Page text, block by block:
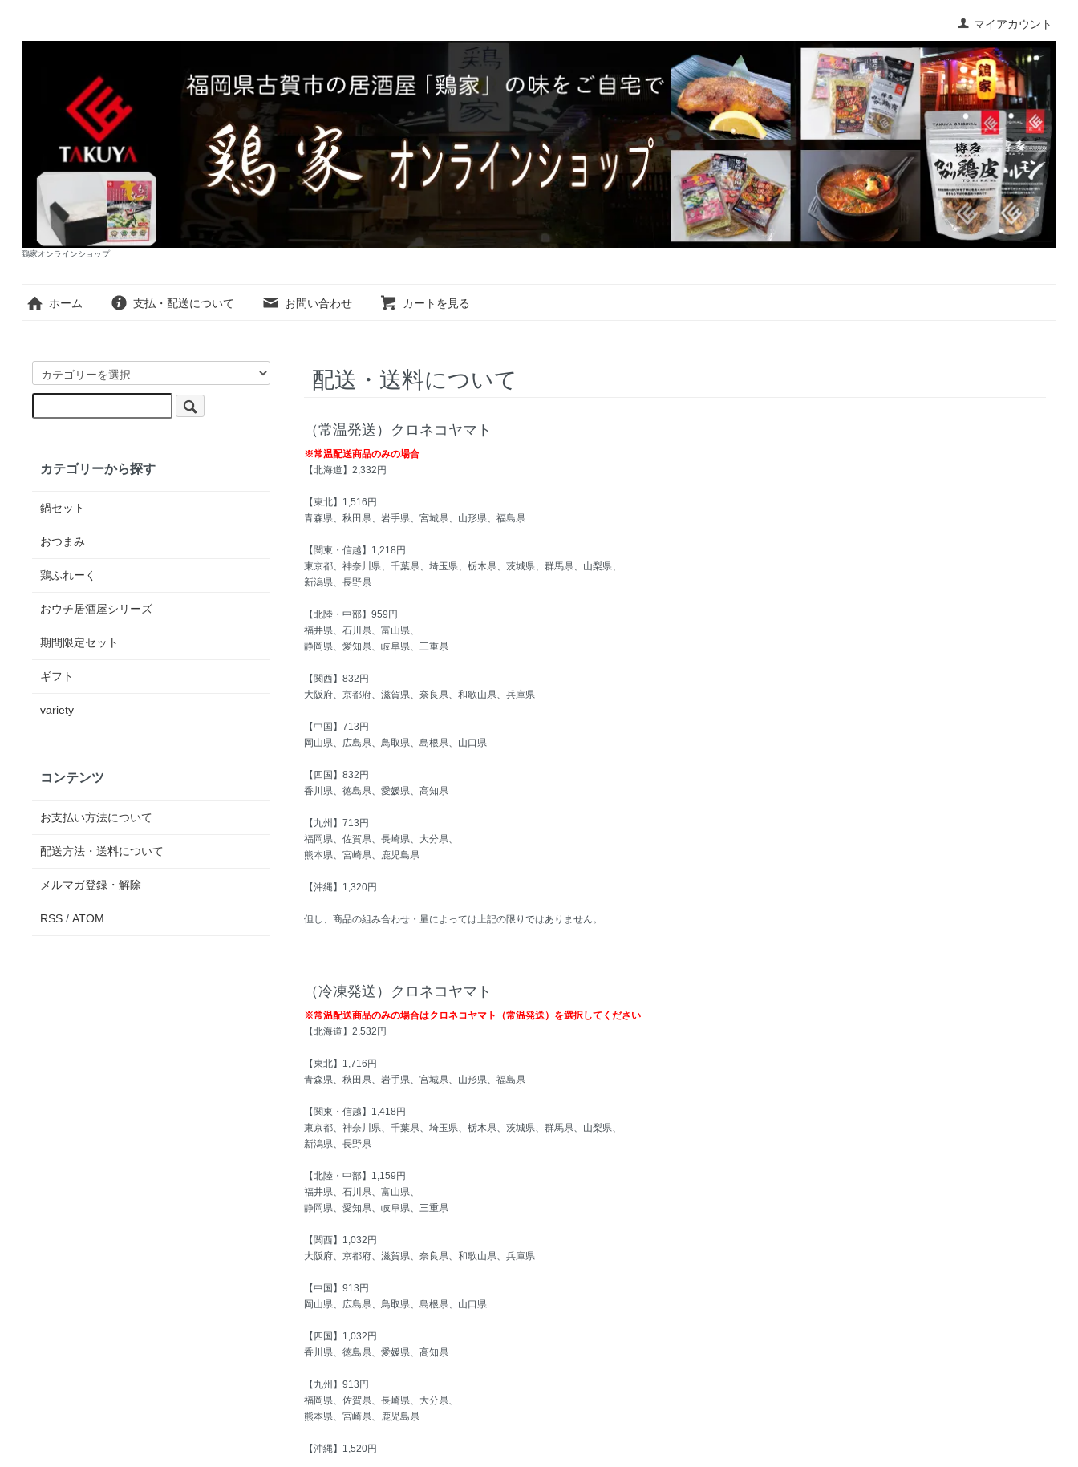
マイアカウント
鶏家オンラインショップ
ホーム 支払・配送について お問い合わせ カートを見る
配送・送料について
（常温発送）クロネコヤマト
※常温配送商品のみの場合
【北海道】2,332円
【東北】1,516円
青森県、秋田県、岩手県、宮城県、山形県、福島県
【関東・信越】1,218円
東京都、神奈川県、千葉県、埼玉県、栃木県、茨城県、群馬県、山梨県、
新潟県、長野県
【北陸・中部】959円
福井県、石川県、富山県、
静岡県、愛知県、岐阜県、三重県
【関西】832円
大阪府、京都府、滋賀県、奈良県、和歌山県、兵庫県
【中国】713円
岡山県、広島県、鳥取県、島根県、山口県
【四国】832円
香川県、徳島県、愛媛県、高知県
【九州】713円
福岡県、佐賀県、長崎県、大分県、
熊本県、宮崎県、鹿児島県
【沖縄】1,320円
但し、商品の組み合わせ・量によっては上記の限りではありません。
（冷凍発送）クロネコヤマト
※常温配送商品のみの場合はクロネコヤマト（常温発送）を選択してください
【北海道】2,532円
【東北】1,716円
青森県、秋田県、岩手県、宮城県、山形県、福島県
【関東・信越】1,418円
東京都、神奈川県、千葉県、埼玉県、栃木県、茨城県、群馬県、山梨県、
新潟県、長野県
【北陸・中部】1,159円
福井県、石川県、富山県、
静岡県、愛知県、岐阜県、三重県
【関西】1,032円
大阪府、京都府、滋賀県、奈良県、和歌山県、兵庫県
【中国】913円
岡山県、広島県、鳥取県、島根県、山口県
【四国】1,032円
香川県、徳島県、愛媛県、高知県
【九州】913円
福岡県、佐賀県、長崎県、大分県、
熊本県、宮崎県、鹿児島県
【沖縄】1,520円
カテゴリーから探す
鍋セット
おつまみ
鶏ふれーく
おウチ居酒屋シリーズ
期間限定セット
ギフト
variety
コンテンツ
お支払い方法について
配送方法・送料について
メルマガ登録・解除
RSS/ ATOM